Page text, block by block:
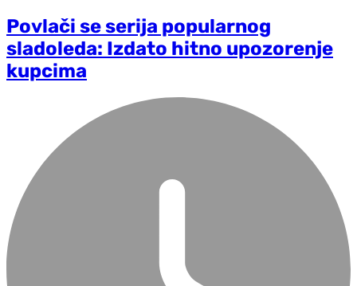
Povlači se serija popularnog
sladoleda: Izdato hitno upozorenje
kupcima